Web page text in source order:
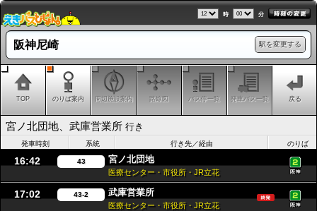
時 分
駅を変更する
阪神尼崎
TOP のりば案内 周辺施設案内 路線図 バス停一覧 発車バス一覧 戻る
宮ノ北団地、武庫営業所 行き
発車時刻 系統 行き先／経由 のりば
16:42 43 宮ノ北団地
医療センター・市役所・JR立花
17:02 43-2 武庫営業所
医療センター・市役所・JR立花